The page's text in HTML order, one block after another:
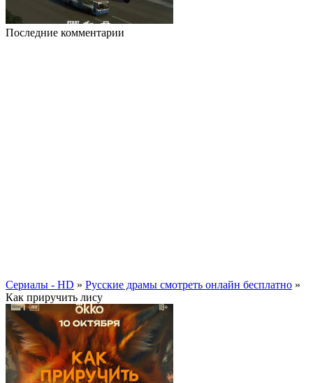
Последние комментарии
Сериалы - HD » Русские драмы смотреть онлайн бесплатно »
Как приручить лису